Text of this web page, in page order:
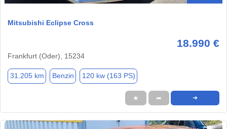
Mitsubishi Eclipse Cross
18.990 €
Frankfurt (Oder), 15234
31.205 km Benzin 120 kw (163 PS)
★ ➦ ➜